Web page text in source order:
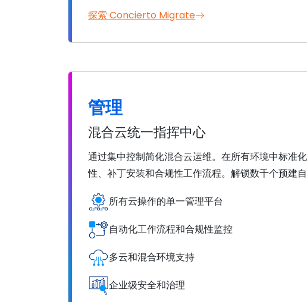
探索 Concierto Migrate
管理
混合云统一指挥中心
通过集中控制简化混合云运维。在所有环境中标准
性、补丁安装和合规性工作流程。解锁数千个预建
所有云操作的单一管理平台
自动化工作流程和合规性监控
多云和混合环境支持
企业级安全和治理